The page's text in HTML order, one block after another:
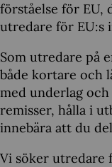
förståelse för EU,
utredare för EU:s
Som utredare på
både kortare och
med underlag
remisser, hålla i
innebära att du
Vi söker utredare